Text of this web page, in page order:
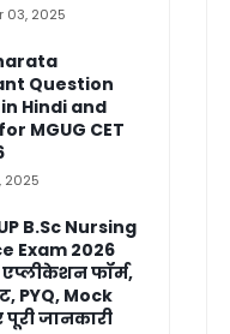
03, 2025
Question
Hindi and
MGUG CET
2025
B.Sc Nursing
Exam 2026
एप्लीकेशन फॉर्म,
PYQ, Mock
जानकारी